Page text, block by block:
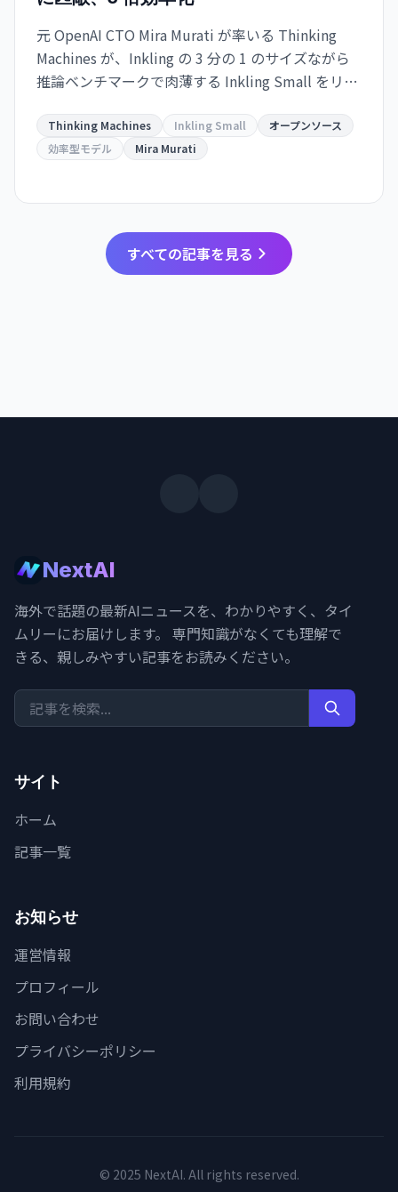
元 OpenAI CTO Mira Murati が率いる Thinking
Machines が、Inkling の 3 分の 1 のサイズながら
推論ベンチマークで肉薄する Inkling Small をリリ
Thinking Machines Inkling Small
オープンソース
効率型モデル
Mira Murati
すべての記事を見る
NextAI
海外で話題の最新AIニュースを、わかりやすく、タイ
ムリーにお届けします。 専門知識がなくても理解で
きる、親しみやすい記事をお読みください。
サイト
ホーム
記事一覧
お知らせ
運営情報
プロフィール
お問い合わせ
プライバシーポリシー
利用規約
© 2025 NextAI. All rights reserved.